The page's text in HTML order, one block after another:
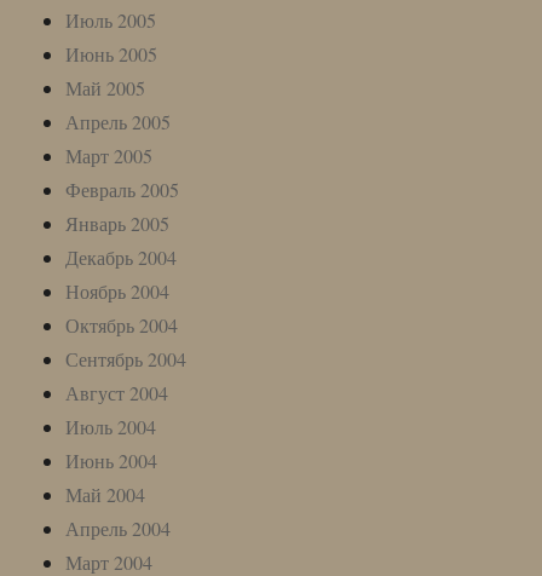
Июль 2005
Июнь 2005
Май 2005
Апрель 2005
Март 2005
Февраль 2005
Январь 2005
Декабрь 2004
Ноябрь 2004
Октябрь 2004
Сентябрь 2004
Август 2004
Июль 2004
Июнь 2004
Май 2004
Апрель 2004
Март 2004